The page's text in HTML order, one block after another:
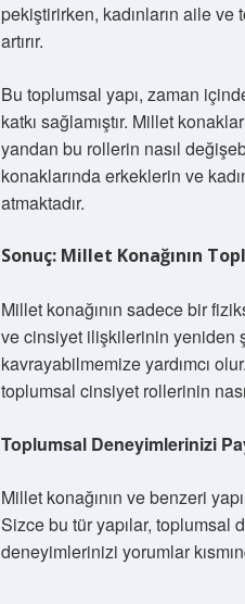
pekiştirirken, kadınların aile
artırır.
Bu toplumsal yapı, zaman
katkı sağlamıştır. Millet
yandan bu rollerin nasıl
konaklarında erkeklerin ve
atmaktadır.
Sonuç: Millet Konağının
Millet konağının sadece bir
ve cinsiyet ilişkilerinin yeniden
kavrayabilmemize yardımcı
toplumsal cinsiyet rollerinin
Toplumsal Deneyimlerinizi
Millet konağının ve benzeri
Sizce bu tür yapılar, toplumsal
deneyimlerinizi yorumlar